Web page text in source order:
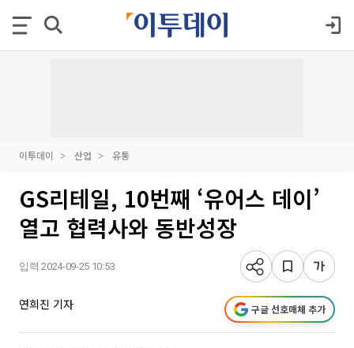
이투데이 산업 유통
GS리테일, 10번째 ‘유어스 데이’
열고 협력사와 동반성장
입력 2024-09-25 10:53
연희진 기자 구글 선호매체 추가